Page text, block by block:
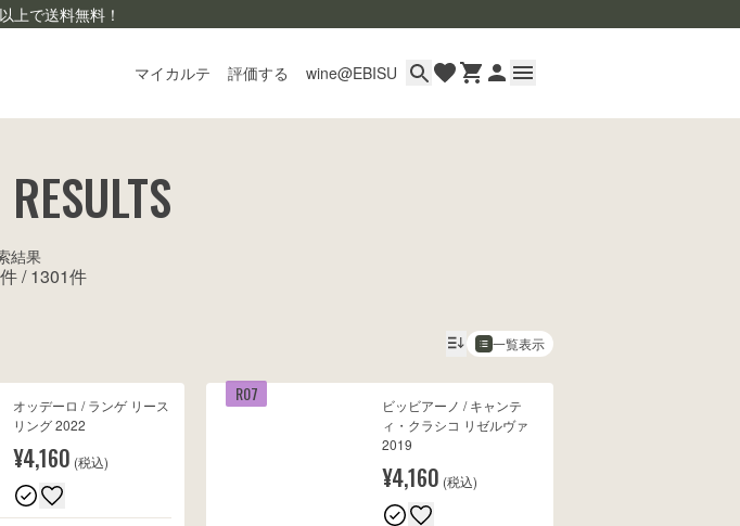
上で送料無料！
マイカルテ 評価する wine@EBISU
結果
件 /1301件
一覧表示
オッデーロ / ランゲ リース
リング 2022
¥4,160 (税込)
R07
ビッビアーノ / キャンテ
ィ・クラシコ リゼルヴァ
2019
¥4,160 (税込)